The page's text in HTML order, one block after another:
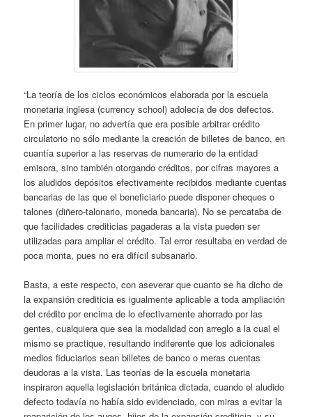
“La teoría de los ciclos económicos elaborada por la escuela
monetaria inglesa (currency school) adolecía de dos defectos.
En primer lugar, no advertía que era posible arbitrar crédito
circulatorio no sólo mediante la creación de billetes de banco, en
cuantía superior a las reservas de numerario de la entidad
emisora, sino también otorgando créditos, por cifras mayores a
los aludidos depósitos efectivamente recibidos mediante cuentas
bancarias de las que el beneficiario puede disponer cheques o
talones (diñero-talonario, moneda bancaria). No se percataba de
que facilidades crediticias pagaderas a la vista pueden ser
utilizadas para ampliar el crédito. Tal error resultaba en verdad de
poca monta, pues no era difícil subsanarlo.
Basta, a este respecto, con aseverar que cuanto se ha dicho de
la expansión crediticia es igualmente aplicable a toda ampliación
del crédito por encima de lo efectivamente ahorrado por las
gentes, cualquiera que sea la modalidad con arreglo a la cual el
mismo se practique, resultando indiferente que los adicionales
medios fiduciarios sean billetes de banco o meras cuentas
deudoras a la vista. Las teorías de la escuela monetaria
inspiraron aquella legislación británica dictada, cuando el aludido
defecto todavía no había sido evidenciado, con miras a evitar la